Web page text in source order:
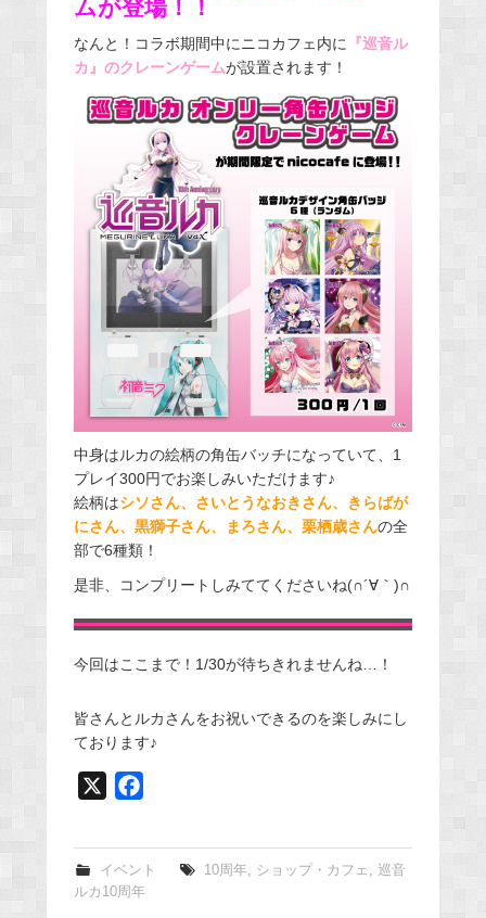
ムが登場！！
なんと！コラボ期間中にニコカフェ内に 『巡音ル
カ』のクレーンゲームが設置されます！
中身はルカの絵柄の角缶バッチになっていて、1
プレイ300円でお楽しみいただけます♪
絵柄はシソさん、さいとうなおきさん、きらばが
にさん、黒獅子さん、まろさん、栗栖歳さんの全
部で6種類！
是非、コンプリートしみててくださいね(∩´∀｀)∩
今回はここまで！1/30が待ちきれませんね…！
皆さんとルカさんをお祝いできるのを楽しみにし
ております♪
e
b
イベント 10周年, ショップ・カフェ , 巡音
ルカ10周年